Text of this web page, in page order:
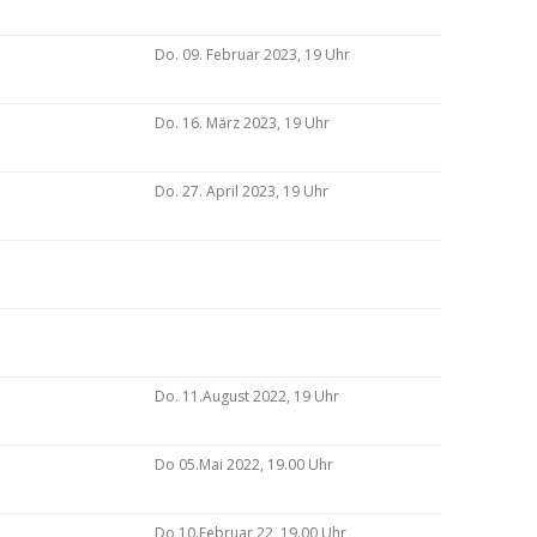
Do. 09. Februar 2023, 19 Uhr
Do. 16. März 2023, 19 Uhr
Do. 27. April 2023, 19 Uhr
Do. 11.August 2022, 19 Uhr
Do 05.Mai 2022, 19.00 Uhr
Do 10.Februar 22, 19.00 Uhr